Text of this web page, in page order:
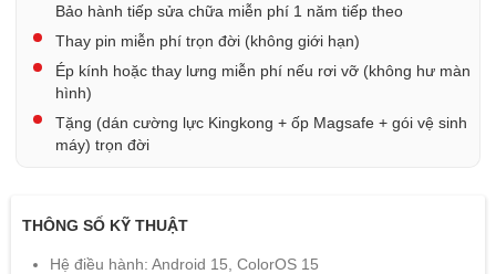
Bảo hành tiếp sửa chữa miễn phí 1 năm tiếp theo
Thay pin miễn phí trọn đời (không giới hạn)
Ép kính hoặc thay lưng miễn phí nếu rơi vỡ (không hư màn
hình)
Tặng (dán cường lực Kingkong + ốp Magsafe + gói vệ sinh
máy) trọn đời
THÔNG SỐ KỸ THUẬT
Hệ điều hành: Android 15, ColorOS 15